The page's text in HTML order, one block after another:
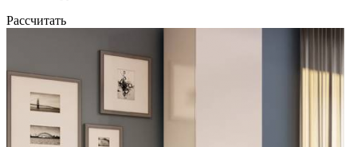
Рассчитать